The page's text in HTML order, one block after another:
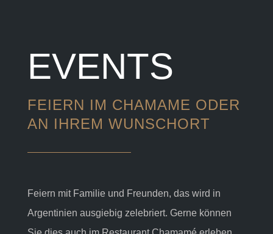
EVENTS
FEIERN IM CHAMAME ODER
AN IHREM WUNSCHORT
Feiern mit Familie und Freunden, das wird in
Argentinien ausgiebig zelebriert. Gerne können